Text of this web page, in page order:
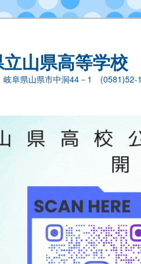
山県高等学校
阜県山県市中洞44－1